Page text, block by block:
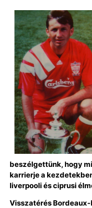
beszélgettünk, hogy
karrierje a
liverpooli és ciprusi
Visszatérés